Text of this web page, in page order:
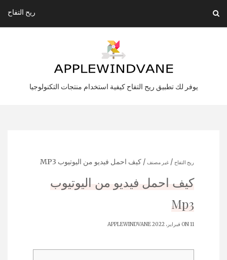
content
ريح التفاح
يوفر لك تطبيق ريح التفاح كيفية استخدام منتجات التكنولوجيا
ريح التفاح / غير مصنف / كيف احمل فيديو من اليوتيوب MP3
كيف احمل فيديو من اليوتيوب
Mp3
ON 11 فبراير، 2022 APPLEWINDVANE